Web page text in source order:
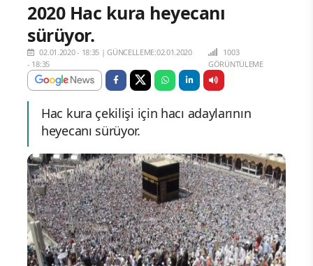
2020 Hac kura heyecanı
sürüyor.
02.01.2020 - 18:35 |GÜNCELLEME:02.01.2020
- 18:35
1003
GÖRÜNTÜLEME
Hac kura çekilişi için hacı adaylarının
heyecanı sürüyor.